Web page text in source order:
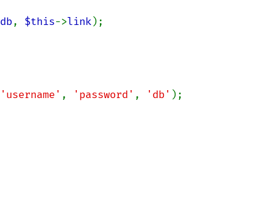
db, $this->link);
'username' , 'password' , 'db' );